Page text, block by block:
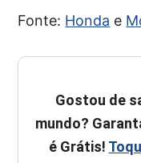
Fonte: Honda e
Gostou de
mundo?
é Grátis!